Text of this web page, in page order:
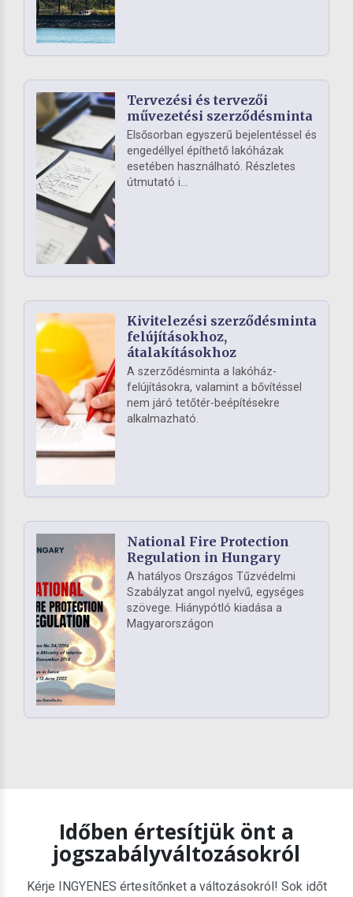
Tervezési és tervezői
művezetési szerződésminta
Elsősorban egyszerű bejelentéssel és
engedéllyel építhető lakóházak
esetében használható. Részletes
útmutató i...
Kivitelezési szerződésminta
felújításokhoz,
átalakításokhoz
A szerződésminta a lakóház-
felújításokra, valamint a bővítéssel
nem járó tetőtér-beépítésekre
alkalmazható.
National Fire Protection
Regulation in Hungary
A hatályos Országos Tűzvédelmi
Szabályzat angol nyelvű, egységes
szövege. Hiánypótló kiadása a
Magyarországon
Időben értesítjük önt a
jogszabályváltozásokról
Kérje INGYENES értesítőnket a változásokról! Sok időt